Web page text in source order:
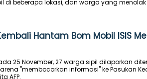
di beberapa lokasi, dan warga yang
Hantam Bom Mobil ISIS
25 November, 27 warga sipil dilaporkan
"membocorkan informasi" ke Pasukan
AFP.